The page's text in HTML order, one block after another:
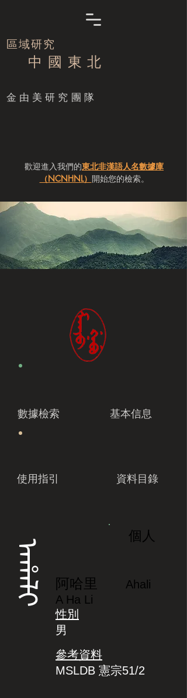
區域研究
中 國 東 北
​金由美研究團隊
歡迎進入我們的東北非漢語人名數據庫
（NCNHNL） 開始您的檢索。
數據檢索 基本信息
使用指引 資料目錄
ᠠᡥᠠᠯᡳ
個人
阿哈里
Ahali
A Ha Li
性別
男
參考資料
MSLDB 憲宗51/2